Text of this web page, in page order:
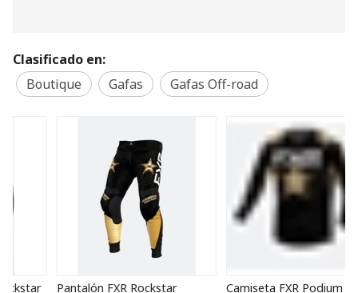
Clasificado en:
Boutique
Gafas Gafas Off-road
Pantalón FXR Rockstar Camiseta FXR Podium